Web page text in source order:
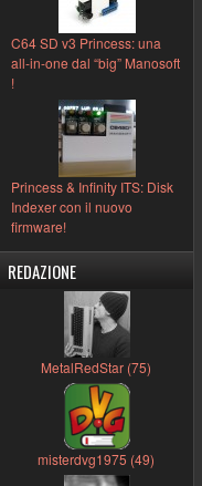
C64 SD v3 Princess: una
all-in-one dal “big” Manosoft
!
Princess & Infinity ITS: Disk
Indexer con il nuovo
firmware!
REDAZIONE
MetalRedStar (75)
misterdvg1975 (49)